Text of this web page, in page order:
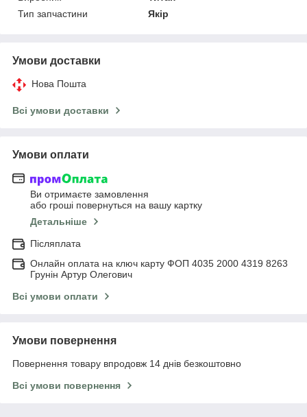
Тип запчастини
Якір
Умови доставки
Нова Пошта
Всі умови доставки
Умови оплати
Ви отримаєте замовлення
або гроші повернуться на вашу картку
Детальніше
Післяплата
Онлайн оплата на ключ карту ФОП 4035 2000 4319 8263
Грунін Артур Олегович
Всі умови оплати
Умови повернення
Повернення товару впродовж 14 днів безкоштовно
Всі умови повернення